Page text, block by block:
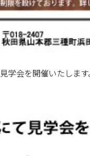
学会を開催いたしま